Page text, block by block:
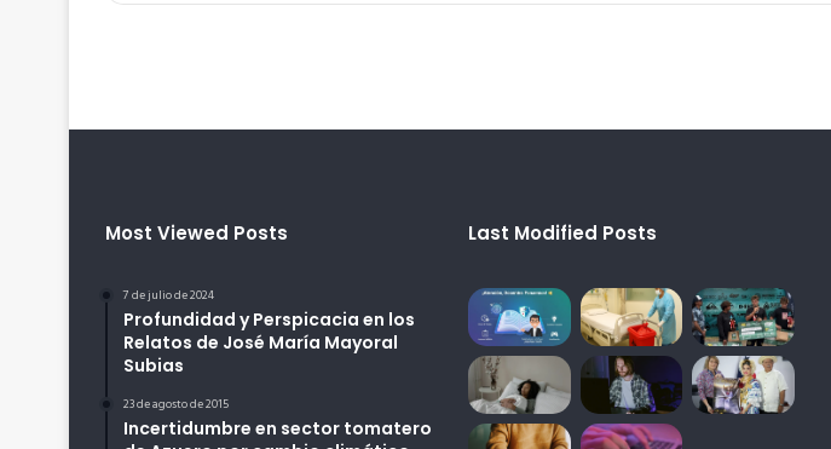
Most Viewed Posts
7 de julio de 2024
Profundidad y Perspicacia en los
Relatos de José María Mayoral
Subias
23 de agosto de 2015
Incertidumbre en sector tomatero
Last Modified Posts